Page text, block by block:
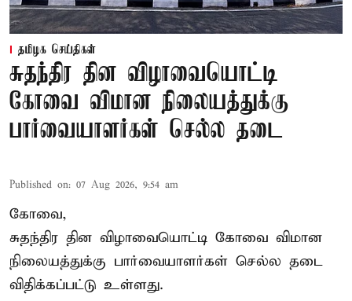
தமிழக செய்திகள்
சுதந்திர தின விழாவையொட்டி
கோவை விமான நிலையத்துக்கு
பார்வையாளர்கள் செல்ல தடை
Published on: 07 Aug 2026, 9:54 am
கோவை,
சுதந்திர தின விழாவையொட்டி கோவை விமான
நிலையத்துக்கு பார்வையாளர்கள் செல்ல தடை
விதிக்கப்பட்டு உள்ளது.